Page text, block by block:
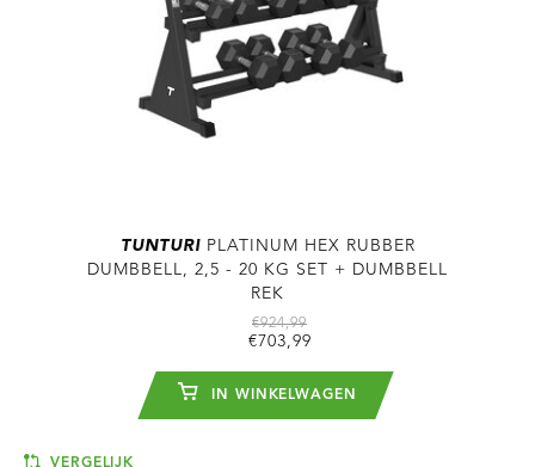
TUNTURIPLATINUM HEX RUBBER
DUMBBELL, 2,5 - 20 KG SET + DUMBBELL
REK
€924,99
€703,99
IN WINKELWAGEN
VERGELIJK